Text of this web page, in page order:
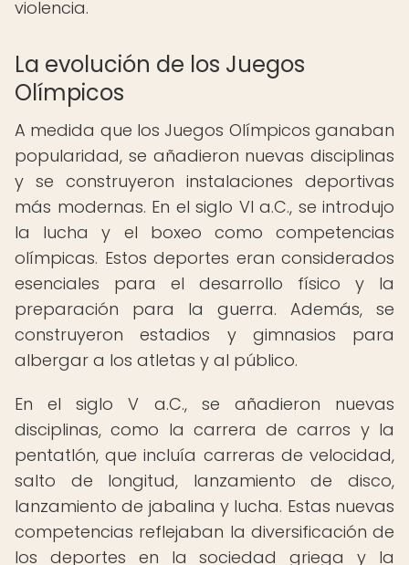
violencia.
La evolución de los Juegos
Olímpicos
A medida que los Juegos Olímpicos ganaban
popularidad, se añadieron nuevas disciplinas
y se construyeron instalaciones deportivas
más modernas. En el siglo VI a.C., se introdujo
la lucha y el boxeo como competencias
olímpicas. Estos deportes eran considerados
esenciales para el desarrollo físico y la
preparación para la guerra. Además, se
construyeron estadios y gimnasios para
albergar a los atletas y al público.
En el siglo V a.C., se añadieron nuevas
disciplinas, como la carrera de carros y la
pentatlón, que incluía carreras de velocidad,
salto de longitud, lanzamiento de disco,
lanzamiento de jabalina y lucha. Estas nuevas
competencias reflejaban la diversificación de
los deportes en la sociedad griega y la